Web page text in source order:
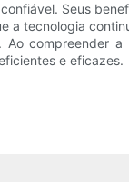
Seus
tecnologia
compreender
e eficazes.